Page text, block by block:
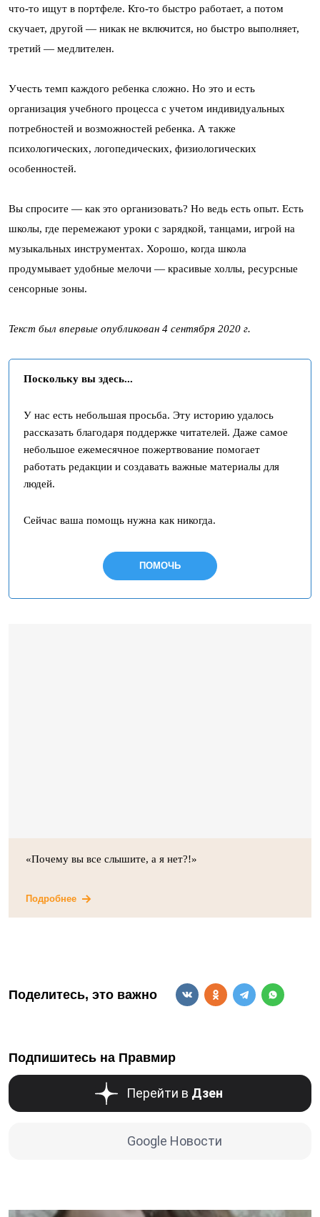
что-то ищут в портфеле. Кто-то быстро работает, а потом
скучает, другой — никак не включится, но быстро выполняет,
третий — медлителен.
Учесть темп каждого ребенка сложно. Но это и есть
организация учебного процесса с учетом индивидуальных
потребностей и возможностей ребенка. А также
психологических, логопедических, физиологических
особенностей.
Вы спросите — как это организовать? Но ведь есть опыт. Есть
школы, где перемежают уроки с зарядкой, танцами, игрой на
музыкальных инструментах. Хорошо, когда школа
продумывает удобные мелочи — красивые холлы, ресурсные
сенсорные зоны.
Текст был впервые опубликован 4 сентября 2020 г.
Поскольку вы здесь...
У нас есть небольшая просьба. Эту историю удалось
рассказать благодаря поддержке читателей. Даже самое
небольшое ежемесячное пожертвование помогает
работать редакции и создавать важные материалы для
людей.
Сейчас ваша помощь нужна как никогда.
ПОМОЧЬ
«Почему вы все слышите, а я нет?!»
Подробнее
Поделитесь, это важно
Подпишитесь на Правмир
Перейти в Дзен
Google Новости